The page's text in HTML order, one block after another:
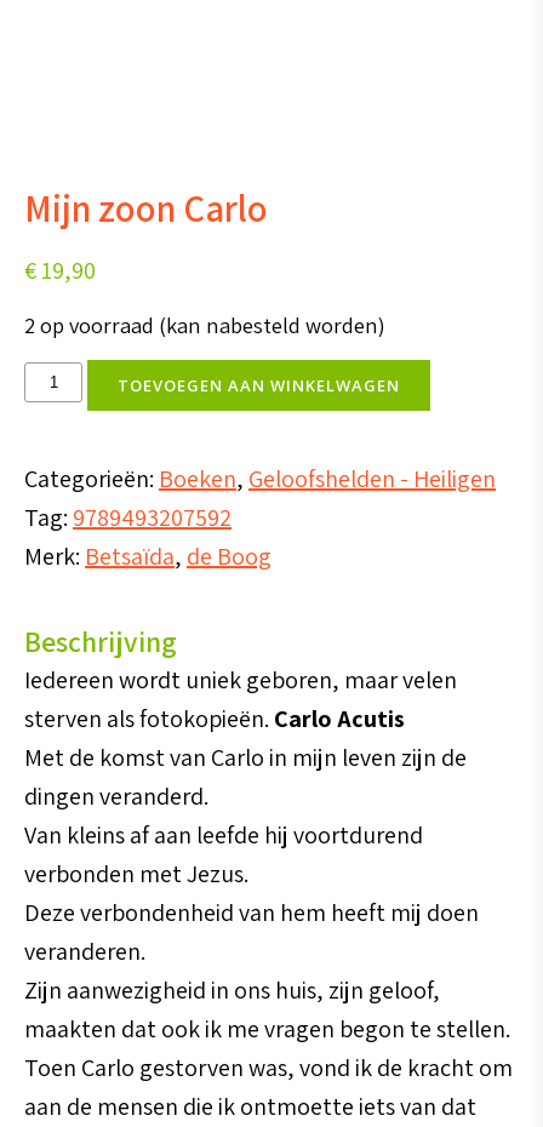
Mijn zoon Carlo
€19,90
2 op voorraad (kan nabesteld worden)
Mijn
aantal
TOEVOEGEN AAN WINKELWAGEN
Categorieën: Boeken, Geloofshelden - Heiligen
Tag: 9789493207592
Merk: Betsaïda, de Boog
Beschrijving
Iedereen wordt uniek geboren, maar velen
sterven als fotokopieën. Carlo Acutis
Met de komst van Carlo in mijn leven zijn de
dingen veranderd.
Van kleins af aan leefde hij voortdurend
verbonden met Jezus.
Deze verbondenheid van hem heeft mij doen
veranderen.
Zijn aanwezigheid in ons huis, zijn geloof,
maakten dat ook ik me vragen begon te stellen.
Toen Carlo gestorven was, vond ik de kracht om
aan de mensen die ik ontmoette iets van dat